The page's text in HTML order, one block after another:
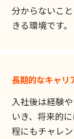
分からないこ
きる環境です。
長期的なキャリ
入社後は経験
いき、将来的
程にもチャレン